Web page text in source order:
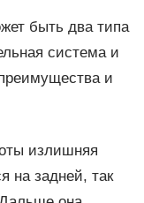
быть два типа
система и
и
излишняя
на задней, так